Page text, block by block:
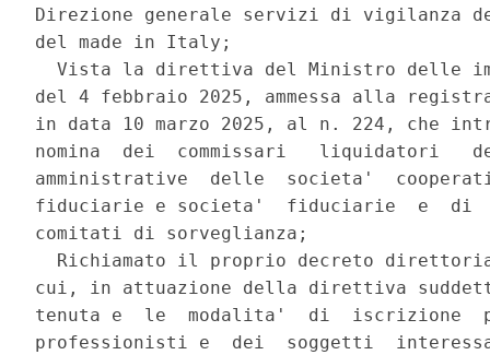
Direzione generale servizi di vigilanza
del made in Italy;
Vista la direttiva del Ministro delle
del 4 febbraio 2025, ammessa alla
in data 10 marzo 2025, al n. 224, che
nomina  dei  commissari   liquidatori
amministrative  delle  societa'
fiduciarie e societa'  fiduciarie  e  di
comitati di sorveglianza;
Richiamato il proprio decreto
cui, in attuazione della direttiva
tenuta e  le  modalita'  di  iscrizione
professionisti e  dei  soggetti